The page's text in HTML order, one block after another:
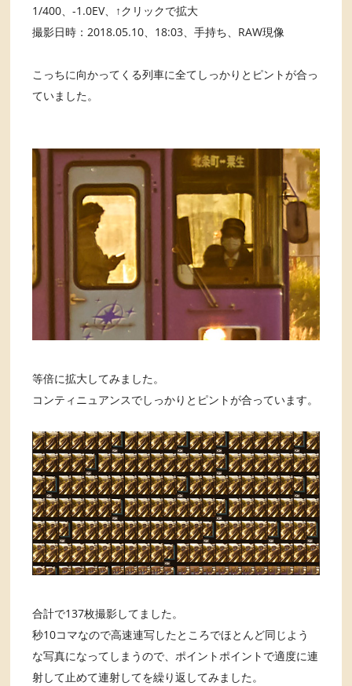
1/400、-1.0EV、↑クリックで拡大
撮影日時：2018.05.10、18:03、手持ち、RAW現像
こっちに向かってくる列車に全てしっかりとピントが合っ
ていました。
等倍に拡大してみました。
コンティニュアンスでしっかりとピントが合っています。
合計で137枚撮影してました。
秒10コマなので高速連写したところでほとんど同じよう
な写真になってしまうので、ポイントポイントで適度に連
射して止めて連射してを繰り返してみました。